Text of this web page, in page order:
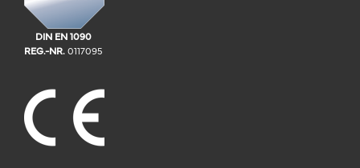
DIN EN 1090
REG.-NR.0117095